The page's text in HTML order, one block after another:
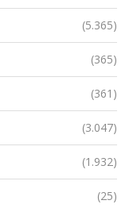
(5.365)
(365)
(361)
(3.047)
(1.932)
(25)